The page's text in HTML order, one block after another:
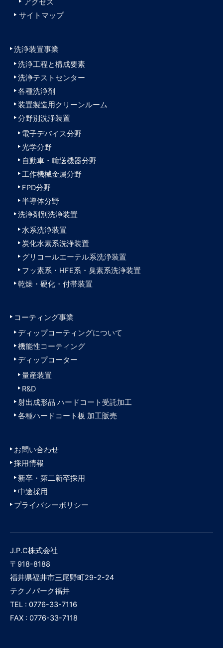
アクセス
サイトマップ
洗浄装置事業
洗浄工程と構成要素
洗浄テストセンター
各種洗浄剤
装置製造用クリーンルーム
分野別洗浄装置
電子デバイス分野
光学分野
自動車・輸送機器分野
工作機械金属分野
FPD分野
半導体分野
洗浄剤別洗浄装置
水系洗浄装置
炭化水素系洗浄装置
グリコールエーテル系洗浄装置
フッ素系・HFE系・臭素系洗浄装置
乾燥・硬化・付帯装置
コーティング事業
ディップコーティングについて
機能性コーティング
ディップコーター
量産装置
R&D
射出成形品 ハードコート受託加工
各種ハードコート板 加工販売
お問い合わせ
採用情報
新卒・第二新卒採用
中途採用
プライバシーポリシー
J.P.C株式会社
〒918-8188
福井県福井市三尾野町29-2-24
テクノパーク福井
TEL : 0776-33-7116
FAX : 0776-33-7118